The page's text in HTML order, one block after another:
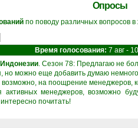
Опросы
по поводу различных вопросов
Время голосования: 7 авг -
. Сезон 78: Предлагаю не
но можно еще добавить думаю
на поощрение менеджеров,
менеджеров, возможно
почитать!